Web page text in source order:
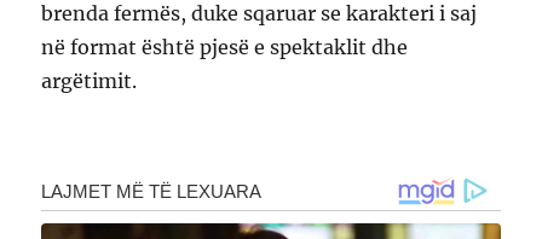
brenda fermës, duke sqaruar se karakteri i saj
në format është pjesë e spektaklit dhe
argëtimit.